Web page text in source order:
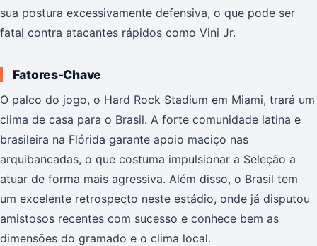
sua postura excessivamente defensiva, o que pode ser
fatal contra atacantes rápidos como Vini Jr.
Fatores-Chave
O palco do jogo, o Hard Rock Stadium em Miami, trará um
clima de casa para o Brasil. A forte comunidade latina e
brasileira na Flórida garante apoio maciço nas
arquibancadas, o que costuma impulsionar a Seleção a
atuar de forma mais agressiva. Além disso, o Brasil tem
um excelente retrospecto neste estádio, onde já disputou
amistosos recentes com sucesso e conhece bem as
dimensões do gramado e o clima local.